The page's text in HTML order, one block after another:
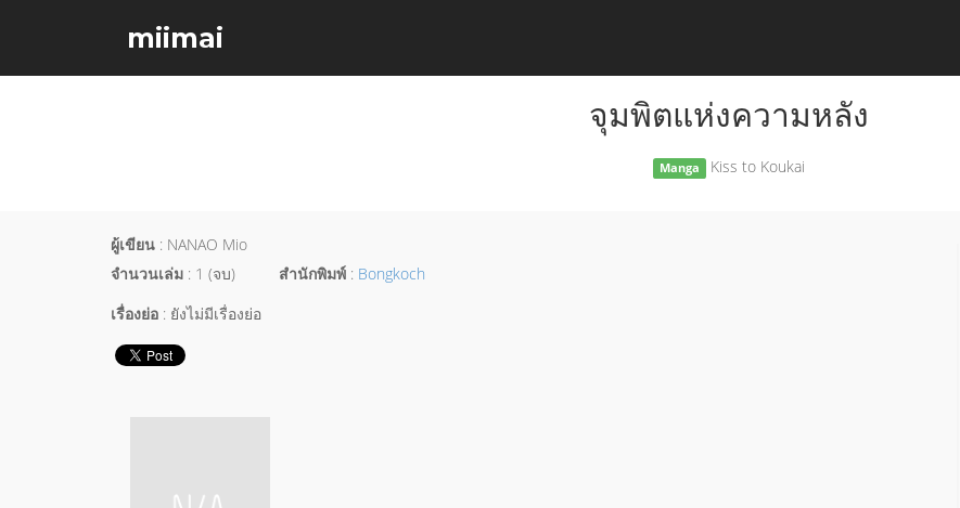
miimai
จุมพิตแห่งความหลัง
Manga Kiss to Koukai
ผู้เขียน : NANAO Mio
จำนวนเล่ม : 1 (จบ) สำนักพิมพ์ : Bongkoch
เรื่องย่อ : ยังไม่มีเรื่องย่อ